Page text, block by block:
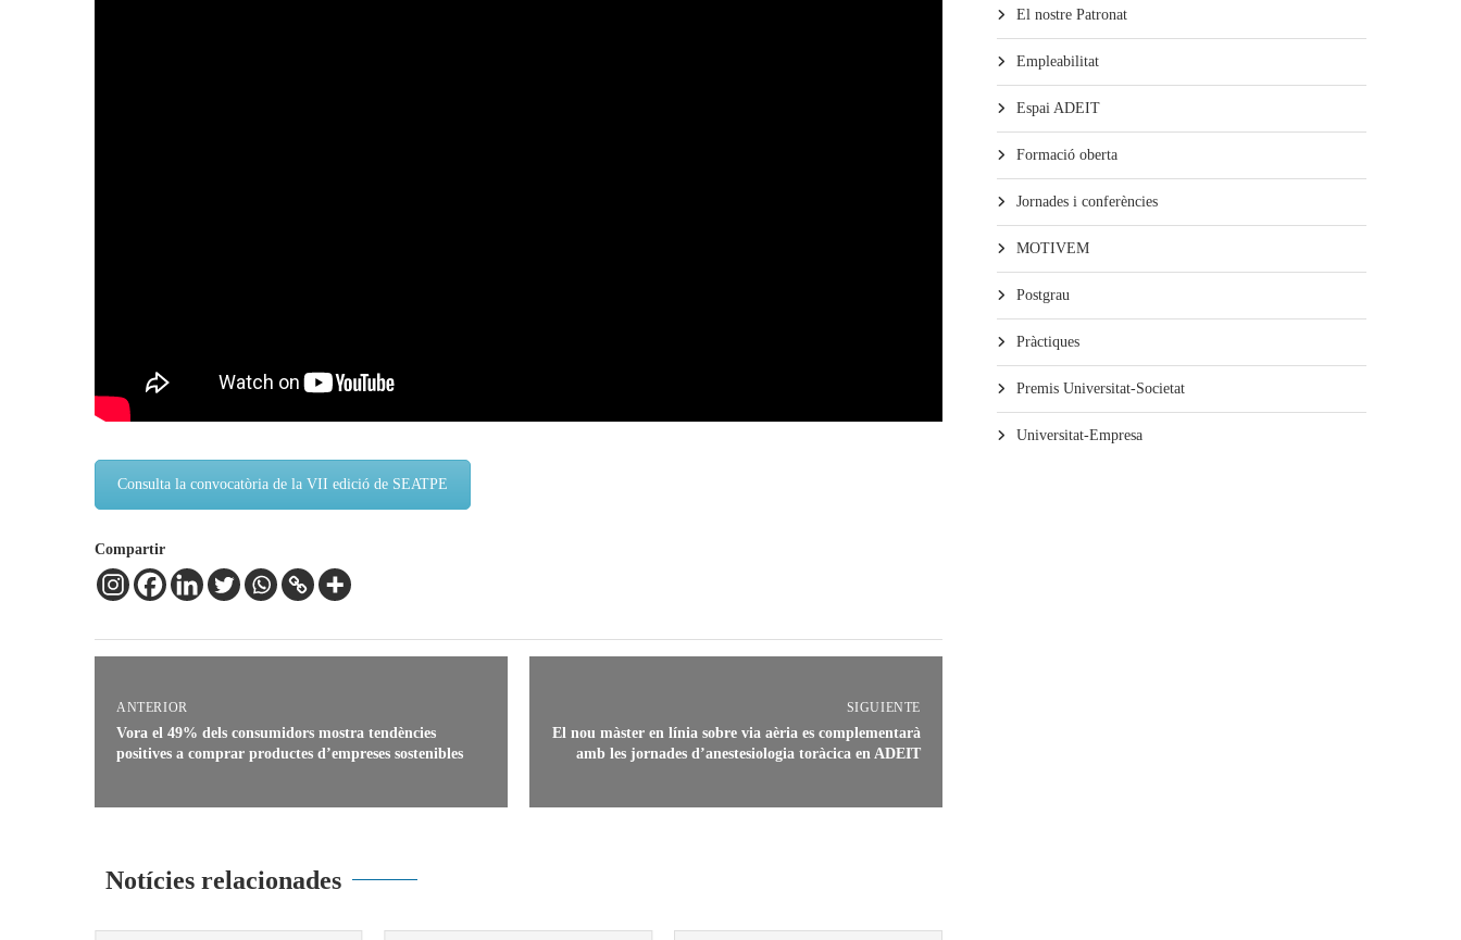
Consulta la convocatòria de la VII edició de SEATPE
Compartir
ANTERIOR
Vora el 49% dels consumidors mostra tendències
positives a comprar productes d’empreses sostenibles
SIGUIENTE
El nou màster en línia sobre via aèria es complementarà
amb les jornades d’anestesiologia toràcica en ADEIT
Notícies relacionades
El nostre Patronat
Empleabilitat
Espai ADEIT
Formació oberta
Jornades i conferències
MOTIVEM
Postgrau
Pràctiques
Premis Universitat-Societat
Universitat-Empresa